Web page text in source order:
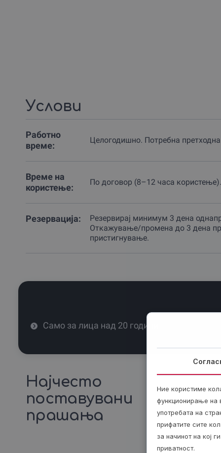
Услови
Работно
време:
Целогодишно. Потребна
Време на
користење:
По договор (8–12 часа користење).
Резервација:
Резервираj минимум 3 дена
Откажување/промена до 3 дена
пристигнување.
Само за лица над 20 години.
Најчесто
поставувани
прашања
Ние користиме
функционирање на
употребата на
прифатите сите
за начинот на кој
приватност.